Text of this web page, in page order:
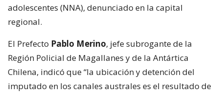
adolescentes (NNA), denunciado en la capital
regional.
El Prefecto Pablo Merino, jefe subrogante de la
Región Policial de Magallanes y de la Antártica
Chilena, indicó que “la ubicación y detención del
imputado en los canales australes es el resultado de